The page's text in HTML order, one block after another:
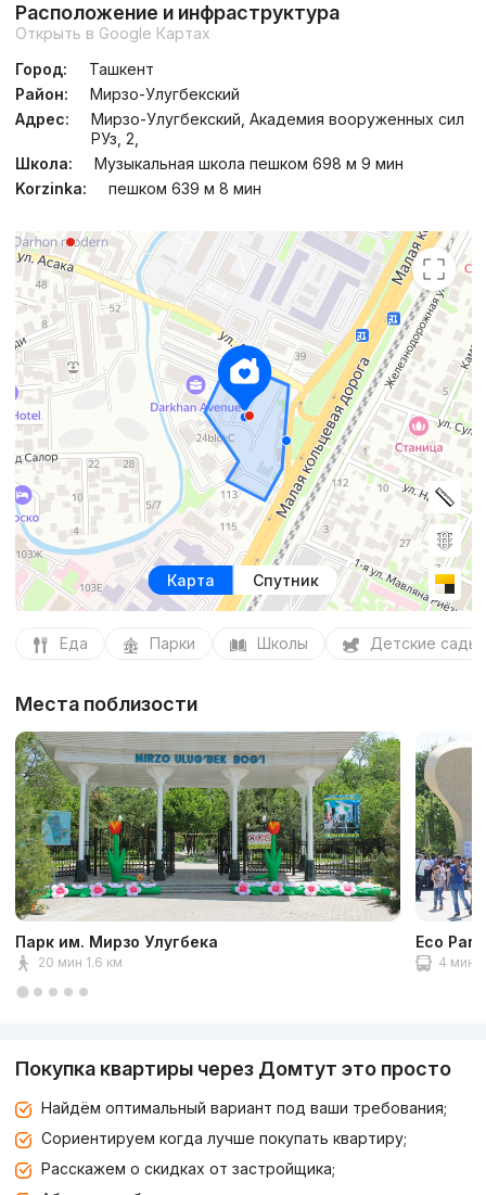
Расположение и инфраструктура
Открыть в Google Картах
Город:
Ташкент
Район:
Мирзо-Улугбекский
Адрес:
Мирзо-Улугбекский, Академия вооруженных сил
РУз, 2,
Школа:
Музыкальная школа пешком 698 м 9 мин
Korzinka:
пешком 639 м 8 мин
Карта Спутник
Еда Парки Школы Детские сады
Места поблизости
Парк им. Мирзо Улугбека
20 мин 1.6 км
Eco Park
4 мин
Покупка квартиры через Домтут это просто
Найдём оптимальный вариант под ваши требования;
Сориентируем когда лучше покупать квартиру;
Расскажем о скидках от застройщика;